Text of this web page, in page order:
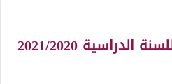
2021/2020